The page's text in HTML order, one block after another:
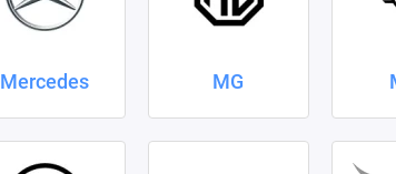
Mercedes MG